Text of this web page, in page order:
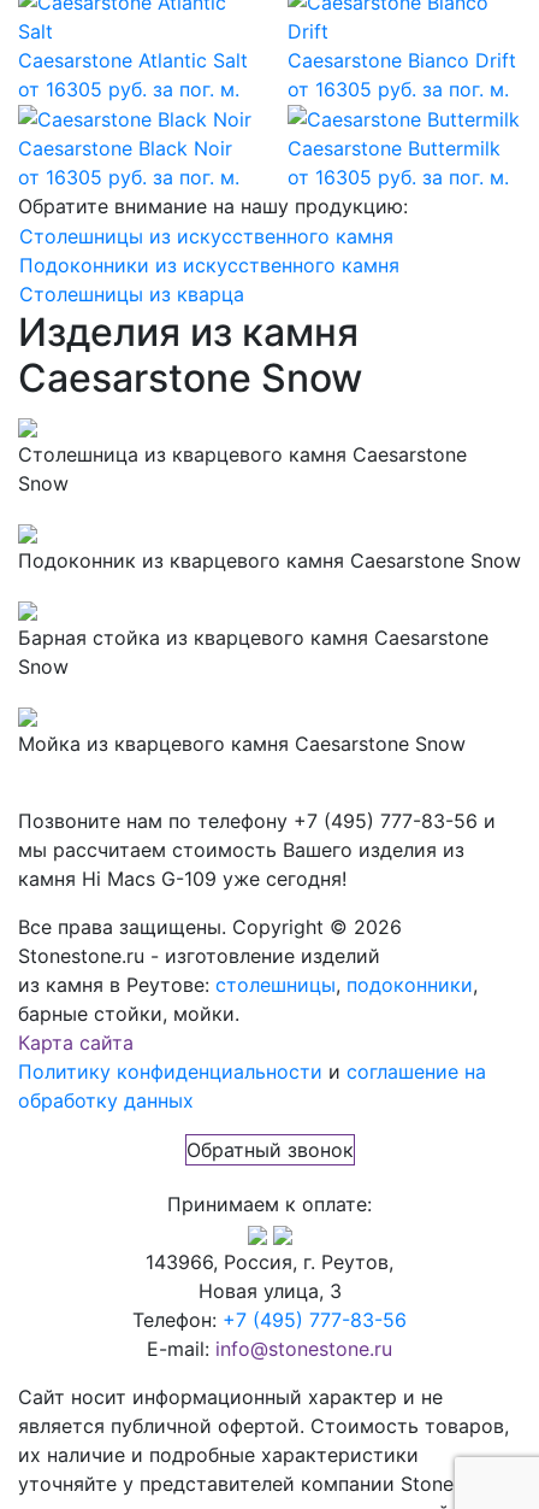
Caesarstone Atlantic Salt
от 16305 руб. за пог. м.
Caesarstone Bianco Drift
от 16305 руб. за пог. м.
Caesarstone Black Noir
от 16305 руб. за пог. м.
Caesarstone Buttermilk
от 16305 руб. за пог. м.
Обратите внимание на нашу продукцию:
Столешницы из искусственного камня
Подоконники из искусственного камня
Столешницы из кварца
Изделия из камня
Caesarstone Snow
Столешница из кварцевого камня Caesarstone
Snow
Подоконник из кварцевого камня Caesarstone Snow
Барная стойка из кварцевого камня Caesarstone
Snow
Мойка из кварцевого камня Caesarstone Snow
Позвоните нам по телефону +7 (495) 777-83-56 и
мы рассчитаем стоимость Вашего изделия из
камня Hi Macs G-109 уже сегодня!
Все права защищены. Copyright © 2026
Stonestone.ru - изготовление изделий
из камня в Реутове: столешницы, подоконники,
барные стойки, мойки.
Карта сайта
Политику конфиденциальности и соглашение на
обработку данных
Обратный звонок
Принимаем к оплате:
143966, Россия, г. Реутов,
Новая улица, 3
Телефон: +7 (495) 777-83-56
E-mail: info@stonestone.ru
Сайт носит информационный характер и не
является публичной офертой. Стоимость товаров,
их наличие и подробные характеристики
уточняйте у представителей компании StoneStone,